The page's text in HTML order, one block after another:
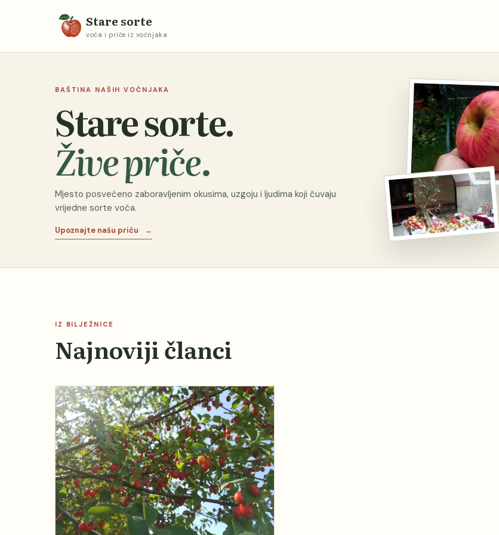
Stare sorte
voća i priče iz voćnjaka
BAŠTINA NAŠIH VOĆNJAKA
Stare sorte.
Žive priče.
Mjesto posvećeno zaboravljenim okusima, uzgoju i ljudima koji čuvaju
vrijedne sorte voća.
Upoznajte našu priču →
IZ BILJEŽNICE
Najnoviji članci